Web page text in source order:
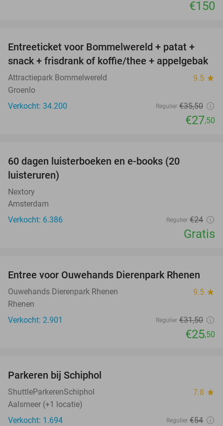
€150
23%
Entreeticket voor Bommelwereld + patat +
snack + frisdrank of koffie/thee + appelgebak
Attractiepark Bommelwereld 9.5 star
Groenlo
Verkocht: 34.200
Regulier €35,50
€27,50
60 dagen luisterboeken en e-books (20
luisteruren)
Nextory
Amsterdam
Verkocht: 6.386
Regulier €24
Gratis
19%
Entree voor Ouwehands Dierenpark Rhenen
Ouwehands Dierenpark Rhenen 9.5 star
Rhenen
Verkocht: 2.901
Regulier €31,50
€25,50
Parkeren bij Schiphol
ShuttleParkerenSchiphol 7.8 star
Aalsmeer (+1 locatie)
Verkocht: 1.694
Regulier €54